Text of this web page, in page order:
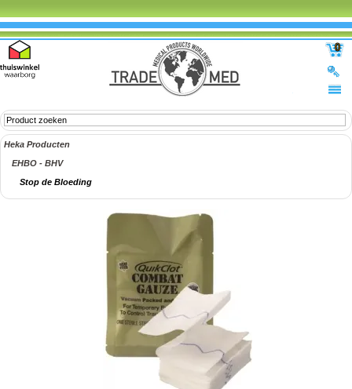
0
Heka Producten
EHBO - BHV
Stop de Bloeding